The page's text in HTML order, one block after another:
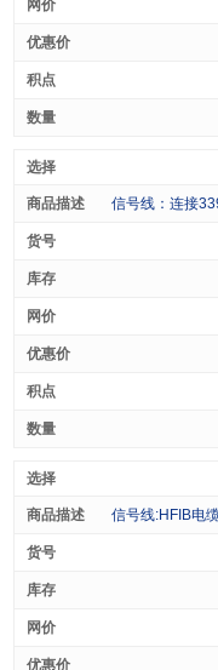
信号线：连接3396积分仪和任
信号线:HFIB电缆连接6890